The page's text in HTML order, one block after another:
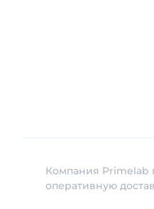
Компания Primelab
оперативную